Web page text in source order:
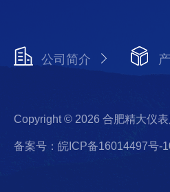
公司简介
Copyright © 2026 合肥精大仪
备案号：皖ICP备16014497号-